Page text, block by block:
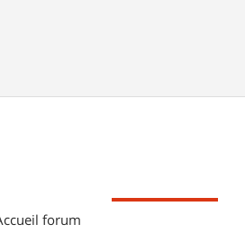
forum